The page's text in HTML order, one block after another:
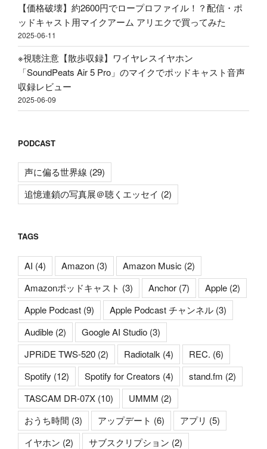
た"
の
【価格破壊】約2600円でロープロファイル！？配信・ポ
ッドキャスト用マイクアーム アリエクで買ってみた
2025-06-11
※視聴注意【散歩収録】ワイヤレスイヤホン
「SoundPeats Air 5 Pro」のマイクでポッドキャスト音声
収録レビュー
2025-06-09
PODCAST
声に偏る世界線 (29)
追憶連鎖の写真展＠聴くエッセイ (2)
TAGS
AI (4) Amazon (3) Amazon Music (2)
Amazonポッドキャスト (3) Anchor (7) Apple (2)
Apple Podcast (9) Apple Podcast チャンネル (3)
Audible (2) Google AI Studio (3)
JPRiDE TWS-520 (2) Radiotalk (4) REC. (6)
Spotify (12) Spotify for Creators (4) stand.fm (2)
TASCAM DR-07X (10) UMMM (2)
おうち時間 (3) アップデート (6) アプリ (5)
イヤホン (2) サブスクリプション (2)